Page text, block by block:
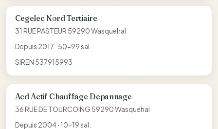
Cegelec Nord Tertiaire
31 RUE PASTEUR 59290 Wasquehal
Depuis 2017 · 50-99 sal.
SIREN 537915993
Acd Actif Chauffage Depannage
36 RUE DE TOURCOING 59290 Wasquehal
Depuis 2004 · 10-19 sal.